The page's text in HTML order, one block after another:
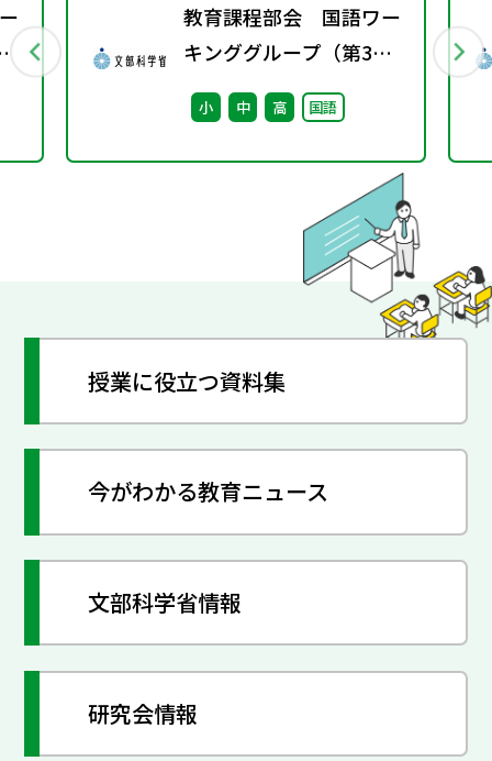
教育課程部会 国語ワー
キンググループ（第3
回） 配付資料
小 中 高 国語
授業に役立つ資料集
今がわかる教育ニュース
文部科学省情報
研究会情報